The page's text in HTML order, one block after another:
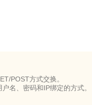
POST方式交换。
名、密码和IP绑定的方式。